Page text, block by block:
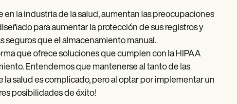
la industria de la salud, aumentan las preocupaciones
para aumentar la protección de sus registros y
seguros que el almacenamiento manual.
que ofrece soluciones que cumplen con la HIPAA
Entendemos que mantenerse al tanto de las
salud es complicado, pero al optar por implementar un
posibilidades de éxito!